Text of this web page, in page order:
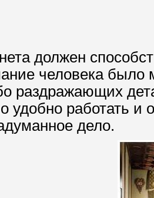
должен
человека было
раздражающих
удобно работать
дело.